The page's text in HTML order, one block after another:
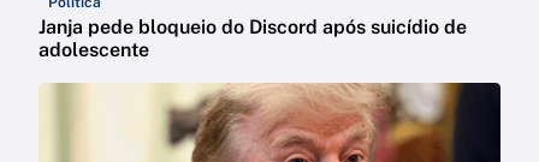
Janja pede bloqueio do Discord após suicídio de
adolescente